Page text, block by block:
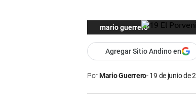
mario guerrero
Agregar Sitio Andino en
PorMario Guerrero 19 de junio de